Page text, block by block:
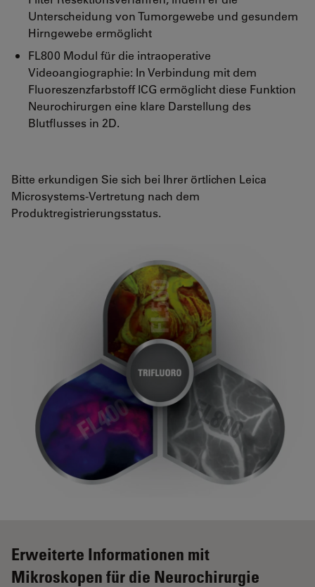
Unterscheidung von Tumorgewebe und gesundem
Hirngewebe ermöglicht
FL800 Modul für die intraoperative
Videoangiographie: In Verbindung mit dem
Fluoreszenzfarbstoff ICG ermöglicht diese Funktion
Neurochirurgen eine klare Darstellung des
Blutflusses in 2D.
Bitte erkundigen Sie sich bei Ihrer örtlichen Leica
Microsystems-Vertretung nach dem
Produktregistrierungsstatus.
Erweiterte Informationen mit
Mikroskopen für die Neurochirurgie